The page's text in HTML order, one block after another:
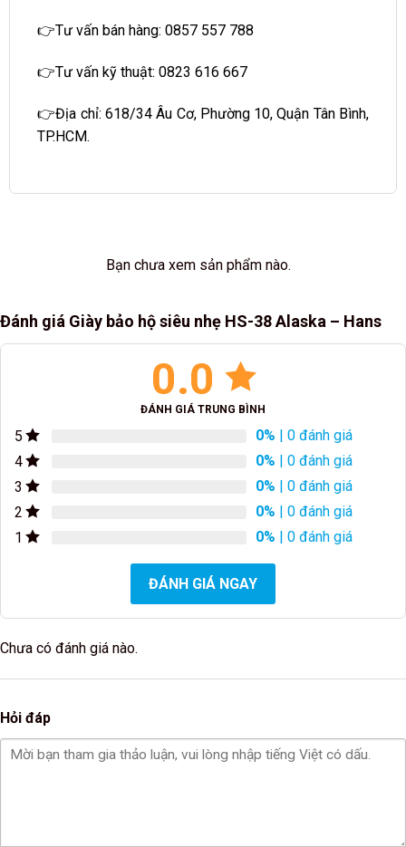
👉Tư vấn bán hàng: 0857 557 788
👉Tư vấn kỹ thuật: 0823 616 667
👉Địa chỉ: 618/34 Âu Cơ, Phường 10, Quận Tân Bình,
TP.HCM.
Bạn chưa xem sản phẩm nào.
Đánh giá Giày bảo hộ siêu nhẹ HS-38 Alaska – Hans
0.0
ĐÁNH GIÁ TRUNG BÌNH
5 0% | 0 đánh giá
4
0% | 0 đánh giá
3
0% | 0 đánh giá
2
0% | 0 đánh giá
1
0% | 0 đánh giá
ĐÁNH GIÁ NGAY
Chưa có đánh giá nào.
Hỏi đáp